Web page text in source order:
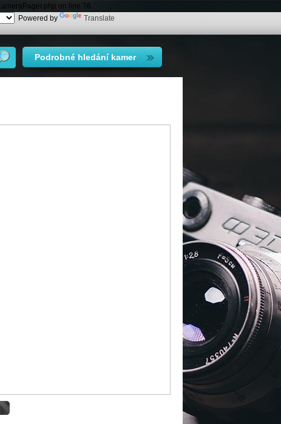
on line 76
Powered by Translate
Podrobné hledání kamer